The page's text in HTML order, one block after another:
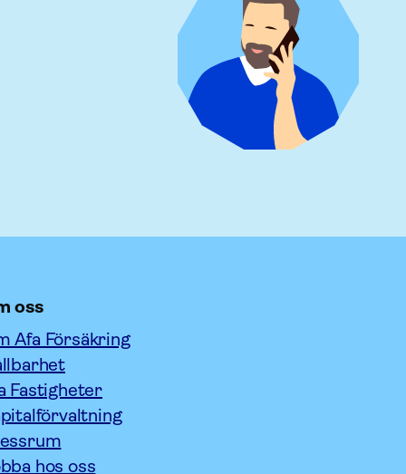
oss
Afa Försäkring
Fastigheter
hos oss